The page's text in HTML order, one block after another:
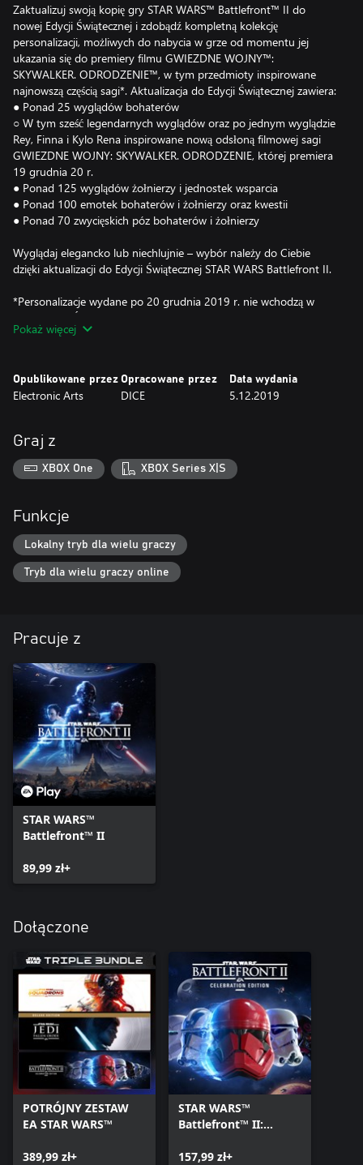
Zaktualizuj swoją kopię gry STAR WARS™ Battlefront™ II do
nowej Edycji Świątecznej i zdobądź kompletną kolekcję
personalizacji, możliwych do nabycia w grze od momentu jej
ukazania się do premiery filmu GWIEZDNE WOJNY™:
SKYWALKER. ODRODZENIE™, w tym przedmioty inspirowane
najnowszą częścią sagi*. Aktualizacja do Edycji Świątecznej zawiera:
● Ponad 25 wyglądów bohaterów
○ W tym sześć legendarnych wyglądów oraz po jednym wyglądzie
Rey, Finna i Kylo Rena inspirowane nową odsłoną filmowej sagi
GWIEZDNE WOJNY: SKYWALKER. ODRODZENIE, której premiera
19 grudnia 20 r.
● Ponad 125 wyglądów żołnierzy i jednostek wsparcia
● Ponad 100 emotek bohaterów i żołnierzy oraz kwestii
● Ponad 70 zwycięskich póz bohaterów i żołnierzy
Wyglądaj elegancko lub niechlujnie – wybór należy do Ciebie
dzięki aktualizacji do Edycji Świątecznej STAR WARS Battlefront II.
*Personalizacje wydane po 20 grudnia 2019 r. nie wchodzą w
skład Edycji Świątecznej.
aktualizacji do niej. Zastosowanie mają warunki i ograniczenia.
Szczegółowe informacje dostępne są pod adresem ea.com/pl-
Pokaż więcej
Opublikowane przez
Electronic Arts
Opracowane przez
DICE
Data wydania
5.12.2019
Graj z
XBOX One XBOX Series X|S
Funkcje
Lokalny tryb dla wielu graczy
Tryb dla wielu graczy online
Pracuje z
STAR WARS™
Battlefront™ II
89,99 zł+
Dołączone
POTRÓJNY ZESTAW
EA STAR WARS™
389,99 zł+
STAR WARS™
Battlefront™ II:
157,99 zł+